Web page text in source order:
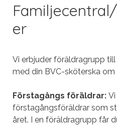
er
Vi erbjuder föräldragrupp
med din BVC-sköterska om
Förstagångs föräldrar:
förstagångsföräldrar som
året. I en föräldragrupp får